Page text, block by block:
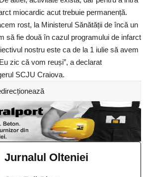
miocardic acut trebuie permanență.
rost, la Ministerul Sănătății de încă un
să fie două în cazul programului de infarct
nostru este ca de la 1 iulie să avem
zic că vom reuși”, a declarat
SCJU Craiova.
Jurnalul Olteniei